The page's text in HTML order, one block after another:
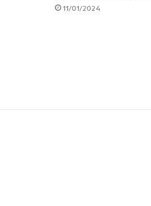
11/01/2024